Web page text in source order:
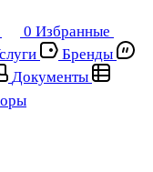
0 Избранные
Бренды
Документы